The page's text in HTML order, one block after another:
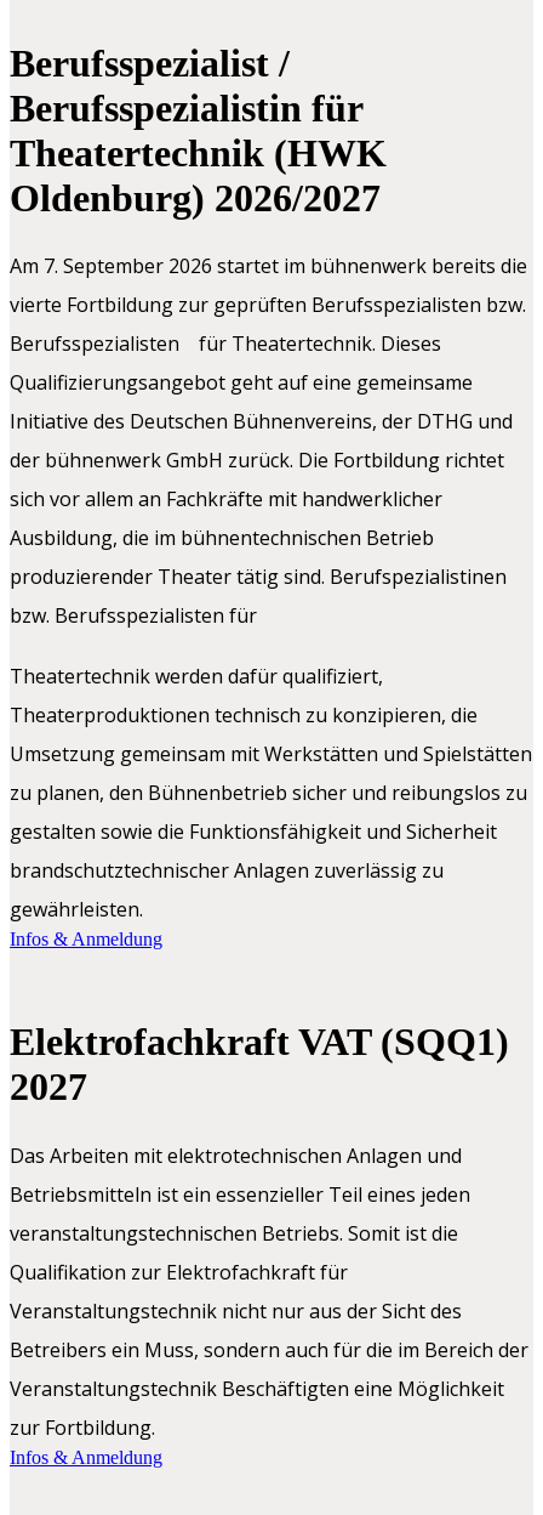
Berufsspezialist /
Berufsspezialistin für
Theatertechnik (HWK
Oldenburg) 2026/2027
Am 7. September 2026 startet im bühnenwerk bereits die
vierte Fortbildung zur geprüften Berufsspezialisten bzw.
Berufsspezialisten für Theatertechnik. Dieses
Qualifizierungsangebot geht auf eine gemeinsame
Initiative des Deutschen Bühnenvereins, der DTHG und
der bühnenwerk GmbH zurück. Die Fortbildung richtet
sich vor allem an Fachkräfte mit handwerklicher
Ausbildung, die im bühnentechnischen Betrieb
produzierender Theater tätig sind. Berufspezialistinen
bzw. Berufsspezialisten für
Theatertechnik werden dafür qualifiziert,
Theaterproduktionen technisch zu konzipieren, die
Umsetzung gemeinsam mit Werkstätten und Spielstätten
zu planen, den Bühnenbetrieb sicher und reibungslos zu
gestalten sowie die Funktionsfähigkeit und Sicherheit
brandschutztechnischer Anlagen zuverlässig zu
gewährleisten.
Infos & Anmeldung
Elektrofachkraft VAT (SQQ1)
2027
Das Arbeiten mit elektrotechnischen Anlagen und
Betriebsmitteln ist ein essenzieller Teil eines jeden
veranstaltungstechnischen Betriebs. Somit ist die
Qualifikation zur Elektrofachkraft für
Veranstaltungstechnik nicht nur aus der Sicht des
Betreibers ein Muss, sondern auch für die im Bereich der
Veranstaltungstechnik Beschäftigten eine Möglichkeit
zur Fortbildung.
Infos & Anmeldung